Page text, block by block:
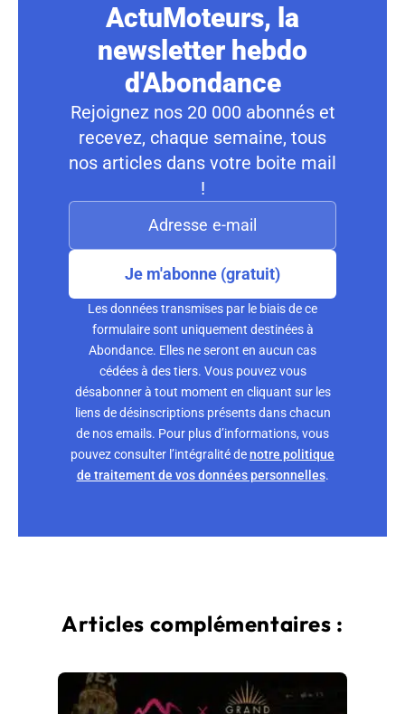
ActuMoteurs, la
newsletter hebdo
d'Abondance
Rejoignez nos 20 000 abonnés et
recevez, chaque semaine, tous
nos articles dans votre boite mail
!
Je m'abonne (gratuit)
Les données transmises par le biais de ce
formulaire sont uniquement destinées à
Abondance. Elles ne seront en aucun cas
cédées à des tiers. Vous pouvez vous
désabonner à tout moment en cliquant sur les
liens de désinscriptions présents dans chacun
de nos emails. Pour plus d’informations, vous
pouvez consulter l’intégralité denotre politique
de traitement de vos données personnelles.
Articles complémentaires :